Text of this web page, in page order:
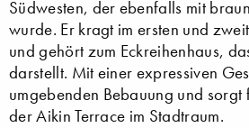
Südwesten, der ebenfalls mit
wurde. Er kragt im ersten und
und gehört zum Eckreihenhaus,
darstellt. Mit einer expressiven
umgebenden Bebauung und sorgt
der Aikin Terrace im Stadtraum.